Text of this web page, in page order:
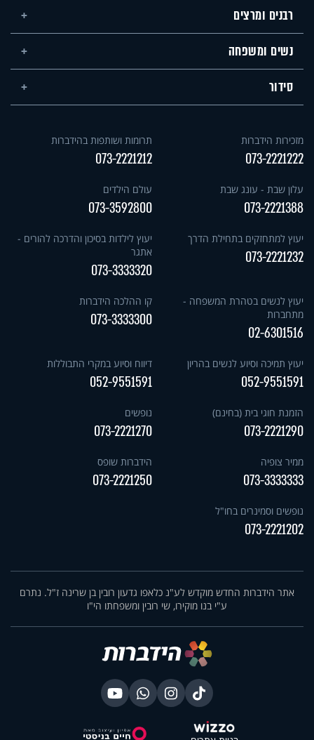
רבנים ומרצים
נשים ומשפחה
סידור
מזכירות הידברות
073-2221222
תרומות ושותפות בהידברות
073-2221212
עלון שבת - עונג שבת
073-2221388
עולם הילדים
073-3592800
יעוץ למתחזקים בתחילת הדרך
073-2221232
יעוץ לילדות בסיכון והדרכה להורים -
אתגר
073-3333320
יעוץ לנשים בטהרת המשפחה -
מתחברות
02-6301516
קו ההלכה הידברות
073-3333300
יעוץ תמיכה וסיוע לנשים בהריון
052-9551591
דיווח וסיוע במקרי התבוללות
052-9551591
הזמנת חוגי בית (בחינם)
073-2221290
נופשים
073-2221270
ממיר צופיה
073-3333333
הידברות שופס
073-2221250
נופשים וסמינרים בחו"ל
073-2221202
אתר הידברות החדש מוקדש לע"נ כלאפו גדעון רובין בן שרינה ז"ל. נתרם
ע"י בנו מוקירו, שי רובין ומשפחתו הי"ו